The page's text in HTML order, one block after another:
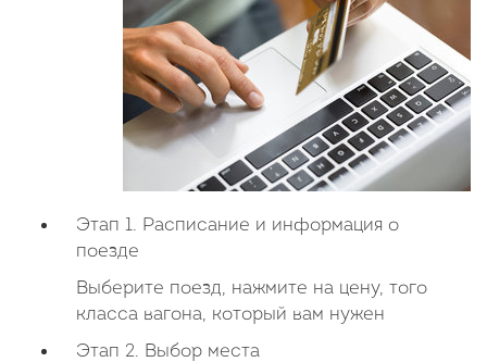
Этап 1. Расписание и информация о
поезде
Выберите поезд, нажмите на цену, того
класса вагона, который вам нужен
Этап 2. Выбор места